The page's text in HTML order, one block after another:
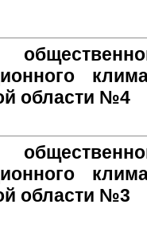
области №4
области №3